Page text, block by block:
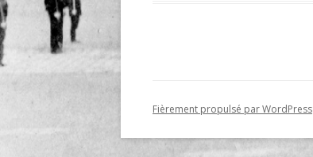
Fièrement propulsé par WordPress